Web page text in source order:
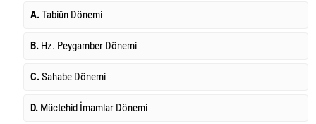
A.Tabiûn Dönemi
B. Hz. Peygamber Dönemi
C.Sahabe Dönemi
D. Müctehid İmamlar Dönemi